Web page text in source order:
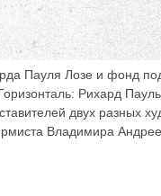
Пауля Лозе и фонд
Рихард
двух разных
Владимира